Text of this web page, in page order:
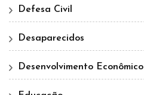
Defesa Civil
Desaparecidos
Desenvolvimento Econômico